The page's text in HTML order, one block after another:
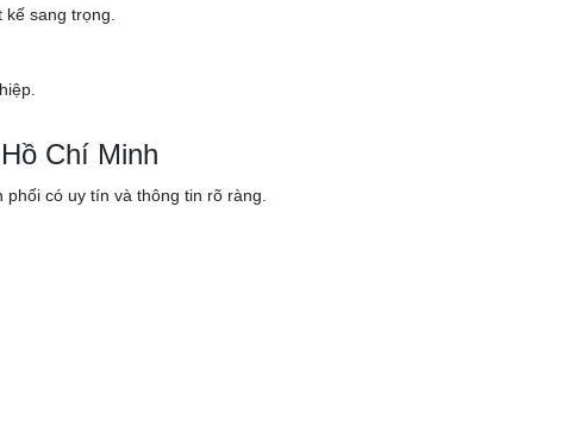
sang trọng.
Chí Minh
có uy tín và thông tin rõ ràng.